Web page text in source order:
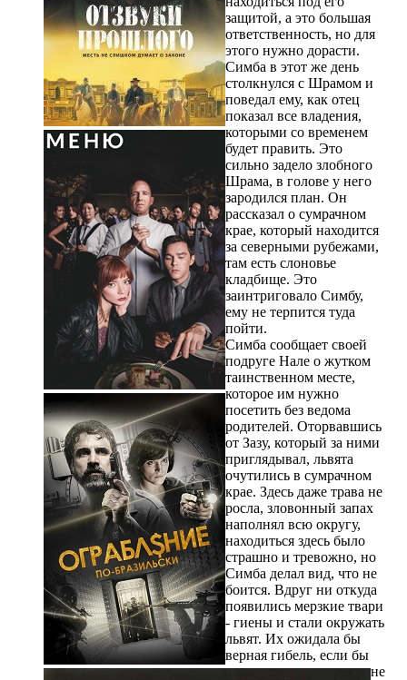
защитой, а это большая
ответственность, но для
этого нужно дорасти.
Симба в этот же день
столкнулся с Шрамом и
поведал ему, как отец
показал все владения,
которыми со временем
будет править. Это
сильно задело злобного
Шрама, в голове у него
зародился план. Он
рассказал о сумрачном
крае, который находится
за северными рубежами,
там есть слоновье
кладбище. Это
заинтриговало Симбу,
ему не терпится туда
пойти.
Симба сообщает своей
подруге Нале о жутком
таинственном месте,
которое им нужно
посетить без ведома
родителей. Оторвавшись
от Зазу, который за ними
приглядывал, львята
очутились в сумрачном
крае. Здесь даже трава не
росла, зловонный запах
наполнял всю округу,
находиться здесь было
страшно и тревожно, но
Симба делал вид, что не
боится. Вдруг ни откуда
появились мерзкие твари
- гиены и стали окружать
львят. Их ожидала бы
верная гибель, если бы
не